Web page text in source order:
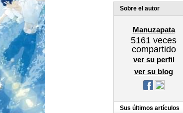
Sobre el autor
Manuzapata
5161 veces
compartido
ver su perfil
ver su blog
Sus últimos artículos